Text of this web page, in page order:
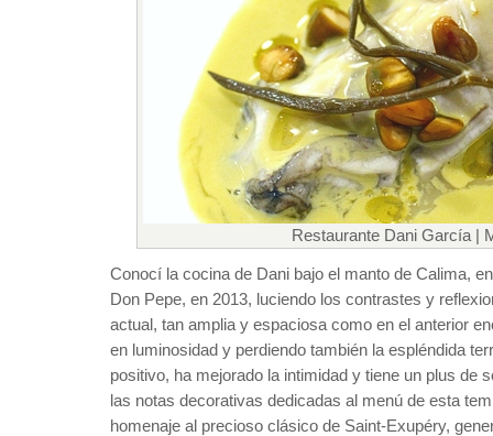
Restaurante Dani García |
Conocí la cocina de Dani bajo el manto de Calima,
Don Pepe, en 2013, luciendo los contrastes y
actual, tan amplia y espaciosa como en el anterior
en luminosidad y perdiendo también la espléndida
positivo, ha mejorado la intimidad y tiene un plus de
las notas decorativas dedicadas al menú de esta
homenaje al precioso clásico de Saint-Exupéry,